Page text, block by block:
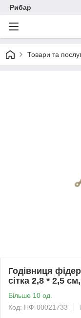
Рибар
Товари та
Годівниця
сітка 2,8 * 2,5
Більше 10 од.
Код: НФ-00021733